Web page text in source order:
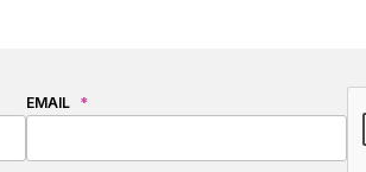
EMAIL *